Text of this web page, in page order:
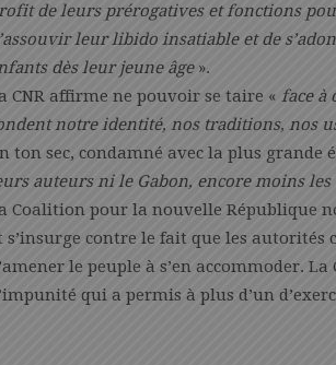
de leurs prérogatives et fonctions
leur libido insatiable et de
dès leur jeune âge».
CNR affirme ne pouvoir se taire « face à
notre identité, nos traditions, nos
ton sec, condamné avec la plus grande
auteurs ni le Gabon, encore moins les
Coalition pour la nouvelle République
s’insurge contre le fait que les
le peuple à s’en accommoder.
qui a permis à plus d’un